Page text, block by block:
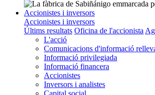
Accionistes i inversors
Accionistes i inversors
Últims resultats Oficina de l'accionista
L'acció
Comunicacions d'informació
Informació privilegiada
Informació financera
Accionistes
Inversors i analistes